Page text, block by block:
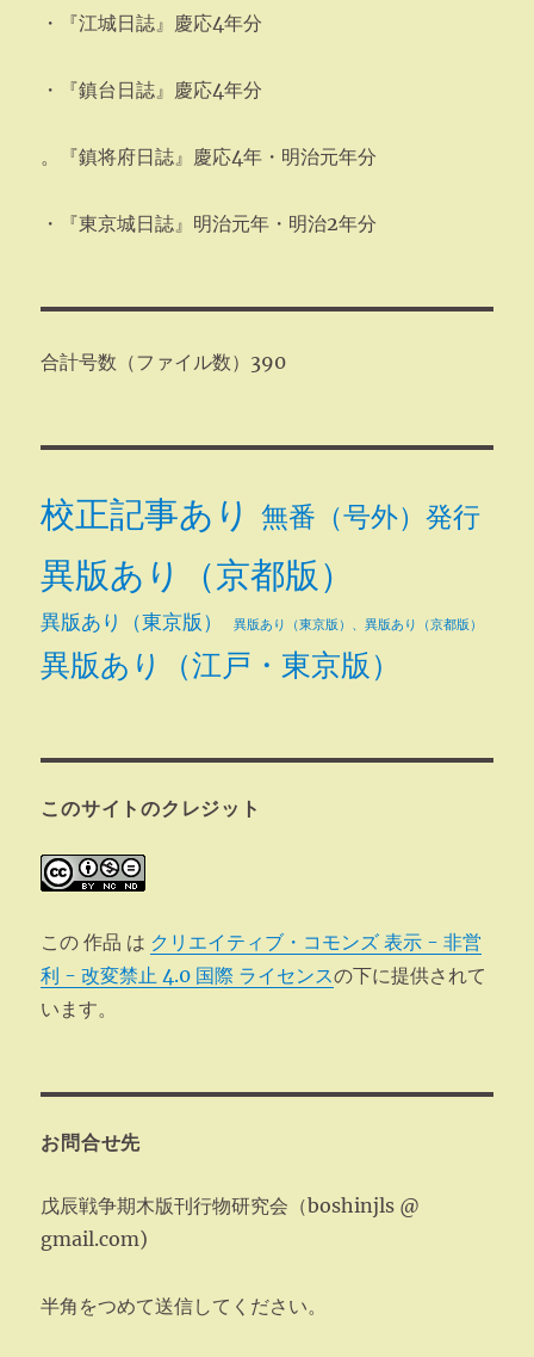
・『江城日誌』慶応4年分
・『鎮台日誌』慶応4年分
。『鎮将府日誌』慶応4年・明治元年分
・『東京城日誌』明治元年・明治2年分
合計号数（ファイル数）390
校正記事あり 無番（号外）発行
異版あり（京都版）
異版あり（東京版） 異版あり（東京版）、異版あり（京都版）
異版あり（江戸・東京版）
このサイトのクレジット
この 作品 は クリエイティブ・コモンズ 表示 - 非営
利 - 改変禁止 4.0 国際 ライセンスの下に提供されて
います。
お問合せ先
戊辰戦争期木版刊行物研究会（boshinjls @
gmail.com)
半角をつめて送信してください。